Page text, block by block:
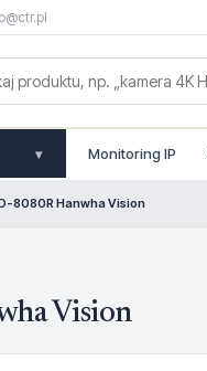
▾ Monitoring IP
8080R Hanwha Vision
Vision